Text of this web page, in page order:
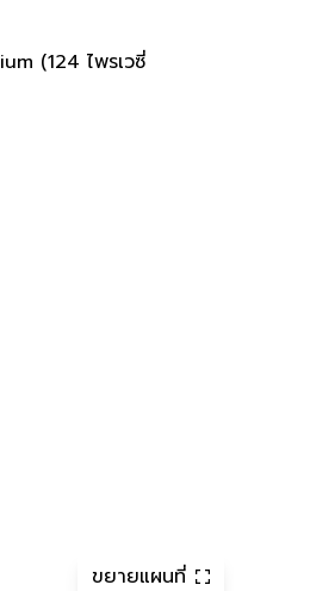
ขยายแผนที่